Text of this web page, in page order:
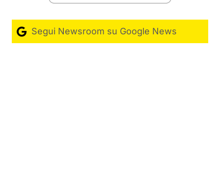
Segui Newsroom su Google News